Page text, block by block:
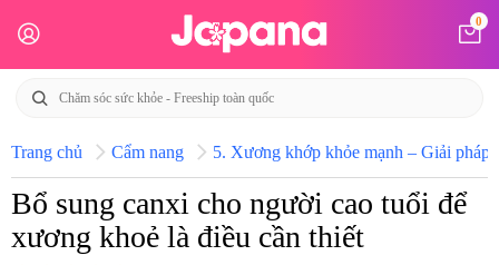
0
Trang chủ Cẩm nang 5. Xương khớp khỏe mạnh – Giải pháp
Bổ sung canxi cho người cao tuổi để
xương khoẻ là điều cần thiết